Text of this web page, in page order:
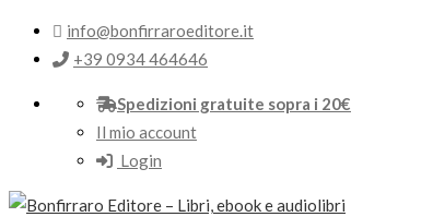
info@bonfirraroeditore.it
+39 0934 464646
Spedizioni gratuite sopra i 20€
Il mio account
Login